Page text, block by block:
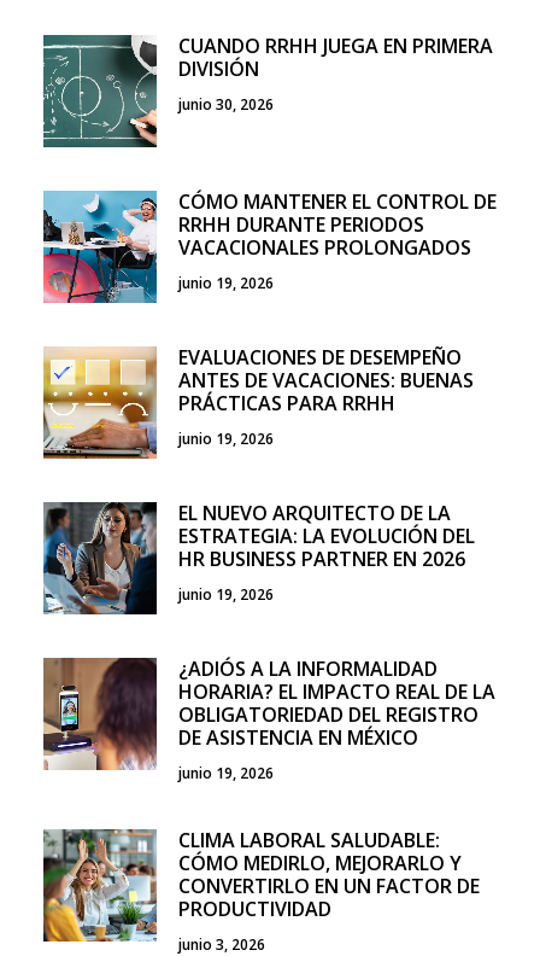
CUANDO RRHH JUEGA EN PRIMERA
DIVISIÓN
junio 30, 2026
CÓMO MANTENER EL CONTROL DE
RRHH DURANTE PERIODOS
VACACIONALES PROLONGADOS
junio 19, 2026
EVALUACIONES DE DESEMPEÑO
ANTES DE VACACIONES: BUENAS
PRÁCTICAS PARA RRHH
junio 19, 2026
EL NUEVO ARQUITECTO DE LA
ESTRATEGIA: LA EVOLUCIÓN DEL
HR BUSINESS PARTNER EN 2026
junio 19, 2026
¿ADIÓS A LA INFORMALIDAD
HORARIA? EL IMPACTO REAL DE LA
OBLIGATORIEDAD DEL REGISTRO
DE ASISTENCIA EN MÉXICO
junio 19, 2026
CLIMA LABORAL SALUDABLE:
CÓMO MEDIRLO, MEJORARLO Y
CONVERTIRLO EN UN FACTOR DE
PRODUCTIVIDAD
junio 3, 2026